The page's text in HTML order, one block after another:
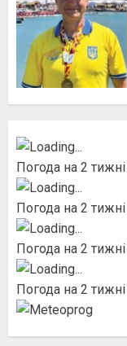
Погода на 2 тижні
Погода на 2 тижні
Погода на 2 тижні
Погода на 2 тижні